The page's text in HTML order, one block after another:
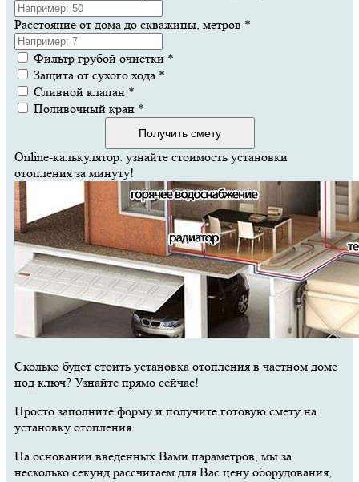
Расстояние от дома до скважины, метров *
Фильтр грубой очистки *
Защита от сухого хода *
Сливной клапан *
Поливочный кран *
Получить смету
Online-калькулятор: узнайте стоимость установки
отопления за минуту!
Сколько будет стоить установка отопления в частном доме
под ключ? Узнайте прямо сейчас!
Просто заполните форму и получите готовую смету на
установку отопления.
На основании введенных Вами параметров, мы за
несколько секунд рассчитаем для Вас цену оборудования,